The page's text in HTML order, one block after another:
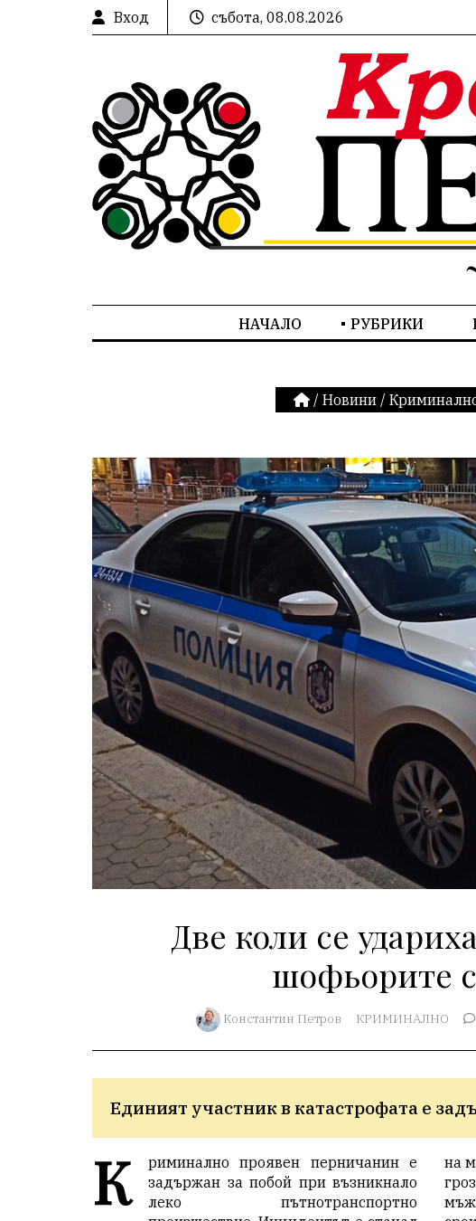
Вход събота, 08.08.2026
НАЧАЛО РУБРИКИ
/ Новини /
Две коли се
шофьорите
Константин Петров КРИМИНАЛНО
Единият участник в катастрофата е
К
риминално проявен перничанин е
задържан за побой при възникнало
леко пътнотранспортно
на